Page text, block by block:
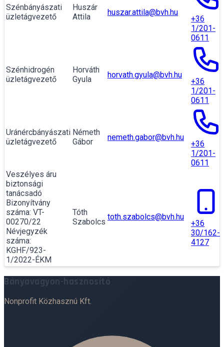
Szénbányászati
üzletágvezető
Huszár
Attila
huszar.attila@bvh.hu
+36
1/201-
0611
Szénhidrogén
üzletágvezető
Horváth
Gyula
horvath.gyula@bvh.hu
+36
1/201-
0611
Uránércbányászati
üzletágvezető
Németh
Gábor
nemeth.gabor@bvh.hu
+36
1/201-
0611
Veszélyes áru
biztonsági
tanácsadó
Bizonyítvány
száma: VT-
00270/22
Névjegyzék
száma:
KGHF/923-
1/2022-ÉKM
Tóth
Szabolcs
toth.szabolcs@bvh.hu
+36
30/162-
4127
Bányavagyon-hasznosító
Nonprofit Közhasznú Kft.